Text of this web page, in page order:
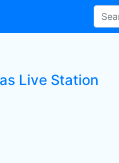
Live Station